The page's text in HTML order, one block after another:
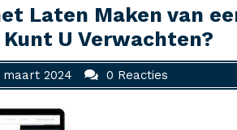
Laten Maken van
U Verwachten?
maart 2024 0 Reacties